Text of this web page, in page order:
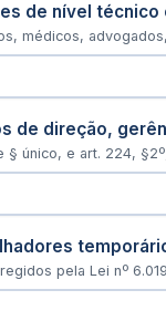
de nível
médicos,
de direção,
§ único, e art. 224,
pela Lei nº